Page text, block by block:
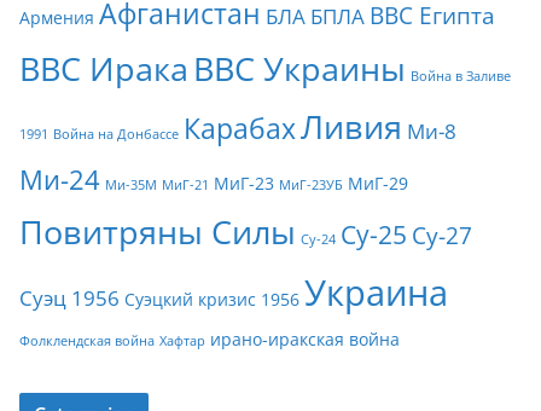
Армения Афганистан БЛА БПЛА ВВС Египта
ВВС Ирака ВВС Украины Война в Заливе
1991 Война на Донбассе КарабахЛивия Ми-8
Ми-24 Ми-35М МиГ-21 МиГ-23 МиГ-23УБ МиГ-29
Повитряны Силы Су-24 Су-25 Су-27
Суэц 1956 Суэцкий кризис 1956 Украина
Фолклендская война Хафтар ирано-иракская война